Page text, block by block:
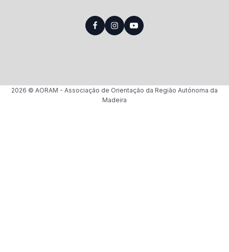
2026 © AORAM - Associação de Orientação da Região Autónoma da
Madeira